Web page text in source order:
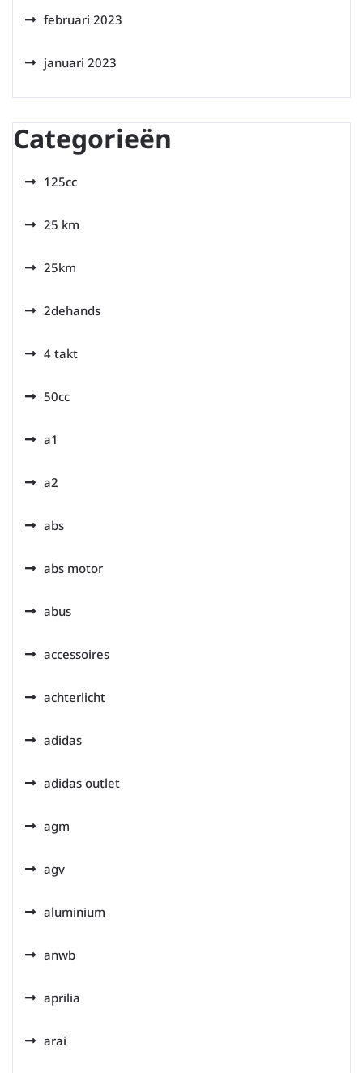
februari 2023
januari 2023
Categorieën
125cc
25 km
25km
2dehands
4 takt
50cc
a1
a2
abs
abs motor
abus
accessoires
achterlicht
adidas
adidas outlet
agm
agv
aluminium
anwb
aprilia
arai